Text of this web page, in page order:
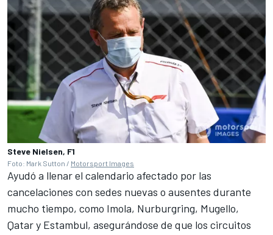
Steve Nielsen, F1
Foto: Mark Sutton / Motorsport Images
Ayudó a llenar el calendario afectado por las
cancelaciones con sedes nuevas o ausentes durante
mucho tiempo, como Imola, Nurburgring, Mugello,
Qatar y Estambul, asegurándose de que los circuitos